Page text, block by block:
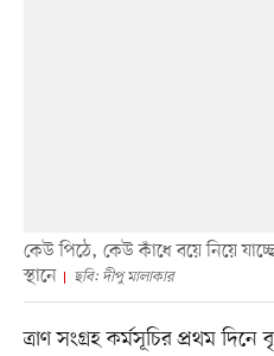
কেউ পিঠে, কেউ কাঁধে বয়ে নিয়ে
স্থানে
ছবি: দীপু মালাকার
ত্রাণ সংগ্রহ কর্মসূচির প্রথম